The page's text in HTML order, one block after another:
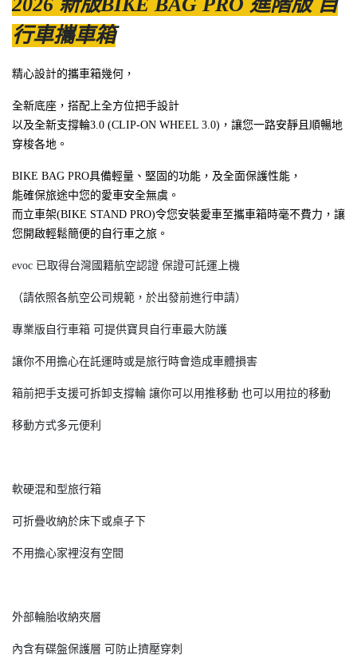
行車攜車箱
精心設計的攜車箱幾何，
全新底座，搭配上全方位把手設計
以及全新支撐輪3.0 (CLIP-ON WHEEL 3.0)，讓您一路安靜且順暢地
穿梭各地。
BIKE BAG PRO具備輕量、堅固的功能，及全面保護性能，
能確保旅途中您的愛車安全無虞。
而立車架(BIKE STAND PRO)令您安裝愛車至攜車箱時毫不費力，讓
您開啟輕鬆簡便的自行車之旅。
evoc 已取得台灣國籍航空認證 保證可託運上機
（請依照各航空公司規範，於出發前進行申請）
專業版自行車箱 可提供寶貝自行車最大防護
讓你不用擔心在託運時或是旅行時會造成車體損害
箱前把手支援可拆卸支撐輪 讓你可以用推移動 也可以用拉的移動
移動方式多元便利
軟硬混和型旅行箱
可折疊收納於床下或桌子下
不用擔心家裡沒有空間
外部輪胎收納夾層
內含有碟盤保護層 可防止擠壓穿刺